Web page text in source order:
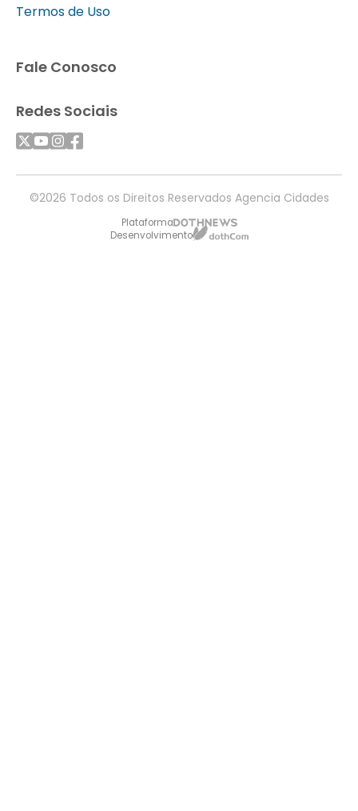
Termos de Uso
Fale Conosco
Redes Sociais
©2026 Todos os Direitos Reservados Agencia Cidades
Plataforma
Desenvolvimento